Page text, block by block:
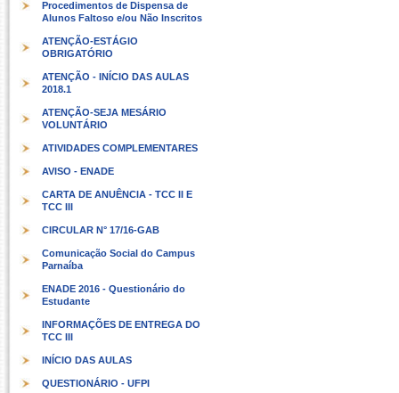
Procedimentos de Dispensa de
Alunos Faltoso e/ou Não Inscritos
ATENÇÃO-ESTÁGIO
OBRIGATÓRIO
ATENÇÃO - INÍCIO DAS AULAS
2018.1
ATENÇÃO-SEJA MESÁRIO
VOLUNTÁRIO
ATIVIDADES COMPLEMENTARES
AVISO - ENADE
CARTA DE ANUÊNCIA - TCC II E
TCC III
CIRCULAR N° 17/16-GAB
Comunicação Social do Campus
Parnaíba
ENADE 2016 - Questionário do
Estudante
INFORMAÇÕES DE ENTREGA DO
TCC III
INÍCIO DAS AULAS
QUESTIONÁRIO - UFPI